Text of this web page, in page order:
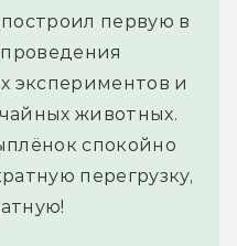
первую в
экспериментов и
животных.
спокойно
перегрузку,